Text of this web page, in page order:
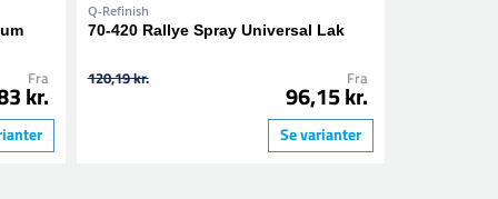
Fra
kr.
Q-Refinish
70-420 Rallye Spray Universal Lak
120,19 kr. Fra
96,15 kr.
Se varianter